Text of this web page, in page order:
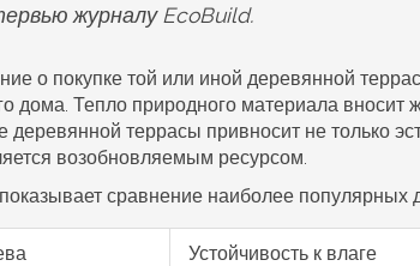
журналу EcoBuild.
о покупке той или иной деревянной
дома. Тепло природного материала
деревянной террасы привносит не только
возобновляемым ресурсом.
сравнение наиболее популярных
Устойчивость к влаге